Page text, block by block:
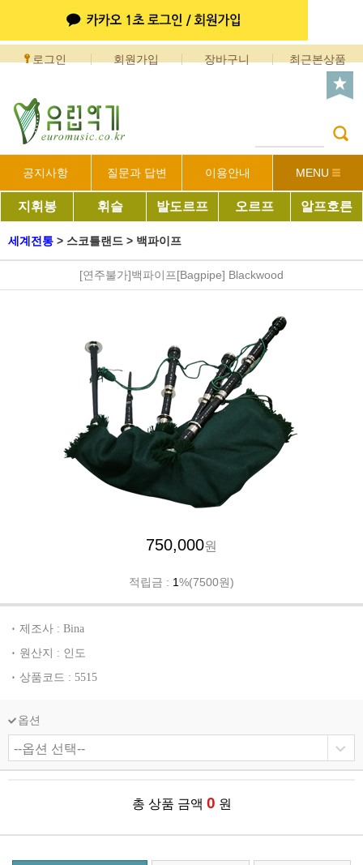
로그인 회원가입 장바구니 최근본상품
공지사항 질문과 답변 이용안내 MENU
지휘봉 휘슬 발도르프 오르프 알프호른
세계전통 > 스코틀랜드 > 백파이프
[연주불가]백파이프[Bagpipe] Blackwood
750,000원
적립금 : 1%(7500원)
제조사 : Bina
원산지 : 인도
상품코드 : 5515
옵션
총 상품 금액 0 원